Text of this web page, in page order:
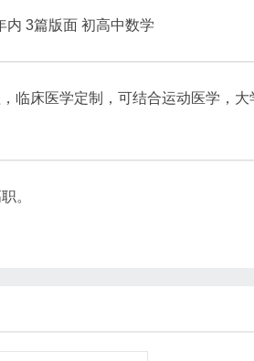
内 3篇版面 初高中数学
临床医学定制，可结合运动医学，
。